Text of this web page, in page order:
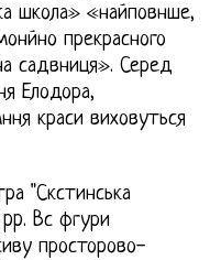
школа» «найповнше,
прекрасного
садвниця». Серед
Елодора,
краси виховуться
"Скстинська
Вс фгури
просторово-